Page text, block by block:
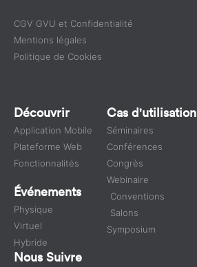
CGV GVU et Confidentialité
Mentions légales
Politique de Cookies
Découvrir
Application Mobile
Plateforme Web
Fonctionnalités
Événements
Physique
Virtuel
Hybride
Cas d'utilisation
Séminaires
Conférences
Congrès
Webinaire
Conventions
Salons
Symposium
Nous Suivre